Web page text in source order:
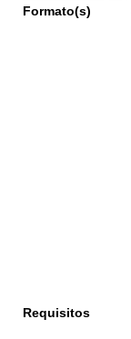
Formato(s)
Requisitos